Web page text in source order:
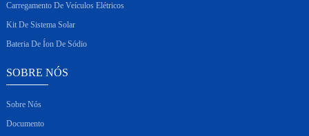
Carregamento De Veículos Elétricos
Kit De Sistema Solar
Bateria De Íon De Sódio
SOBRE NÓS
Sobre Nós
Documento